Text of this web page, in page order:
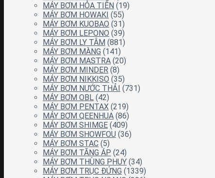
MÁY BƠM HỎA TIỄN (19)
MÁY BƠM HOWAKI (55)
MÁY BƠM KUOBAO (31)
MÁY BƠM LEPONO (39)
MÁY BƠM LY TÂM (881)
MÁY BƠM MÀNG (141)
MÁY BƠM MASTRA (20)
MÁY BƠM MINDER (8)
MÁY BƠM NIKKISO (35)
MÁY BƠM NƯỚC THẢI (731)
MÁY BƠM OBL (42)
MÁY BƠM PENTAX (219)
MÁY BƠM QEENHUA (86)
MÁY BƠM SHIMGE (409)
MÁY BƠM SHOWFOU (36)
MÁY BƠM STAC (5)
MÁY BƠM TĂNG ÁP (24)
MÁY BƠM THÙNG PHUY (34)
MÁY BƠM TRỤC ĐỨNG (1339)